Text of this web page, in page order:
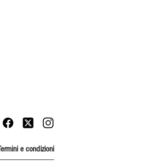
Termini e condizioni